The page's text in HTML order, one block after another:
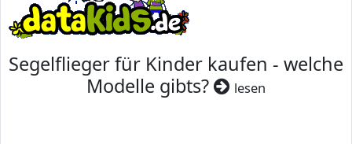
Segelflieger für Kinder kaufen - welche
Modelle gibts?
lesen